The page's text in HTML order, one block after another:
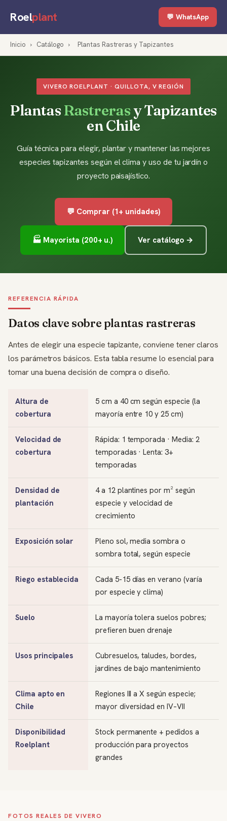
Roelplant 💬 WhatsApp
Inicio › Catálogo › Plantas Rastreras y Tapizantes
VIVERO ROELPLANT · QUILLOTA, V REGIÓN
PlantasRastrerasy Tapizantes
en Chile
Guía técnica para elegir, plantar y mantener las mejores
especies tapizantes según el clima y uso de tu jardín o
proyecto paisajístico.
💬 Comprar (1+ unidades)
🏭 Mayorista (200+ u.) Ver catálogo →
REFERENCIA RÁPIDA
Datos clave sobre plantas rastreras
Antes de elegir una especie tapizante, conviene tener claros
los parámetros básicos. Esta tabla resume lo esencial para
tomar una buena decisión de compra o diseño.
Altura de
cobertura
5 cm a 40 cm según especie (la
mayoría entre 10 y 25 cm)
Velocidad de
cobertura
Rápida: 1 temporada · Media: 2
temporadas · Lenta: 3+
temporadas
Densidad de
plantación
4 a 12 plantines por m² según
especie y velocidad de
crecimiento
Exposición solar
Pleno sol, media sombra o
sombra total, según especie
Riego establecida
Cada 5-15 días en verano (varía
por especie y clima)
Suelo
La mayoría tolera suelos pobres;
prefieren buen drenaje
Usos principales
Cubresuelos, taludes, bordes,
jardines de bajo mantenimiento
Clima apto en
Chile
Regiones III a X según especie;
mayor diversidad en IV–VII
Disponibilidad
Roelplant
Stock permanente + pedidos a
producción para proyectos
grandes
FOTOS REALES DE VIVERO